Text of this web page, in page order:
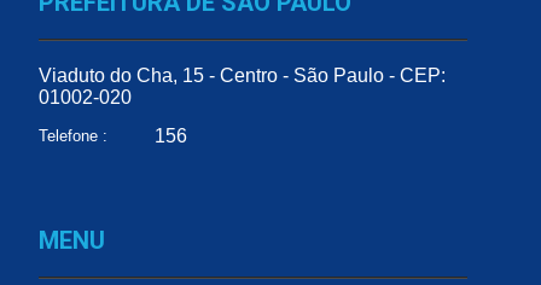
Viaduto do Cha, 15 - Centro - São Paulo - CEP:
01002-020
Telefone : 156
MENU